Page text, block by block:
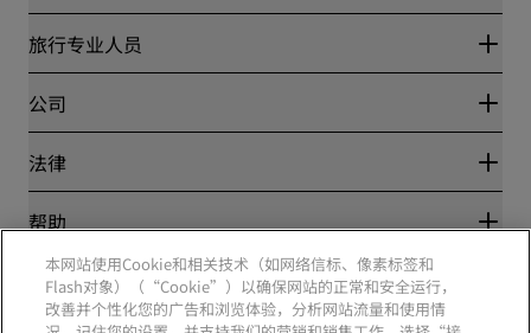
丽赏会
Blog
目的地
丽笙酒店集团APP
体育认证酒店
家庭友好型酒店
旅行专业人员
合作伙伴
公司
丽笙酒店集团
工作机会 RHG
工作机会 PPHE
工作机会 EHL
The Club by RHG
发展机会
法律
隐私中心
丽赏会条款和条件
网站使用协议
数字无障碍
帮助
消费者警示
联系方式
常见问题
社交媒体
本网站使用Cookie和相关技术（如网络信标、像素标签和
Flash对象）（“Cookie”）以确保网站的正常和安全运行，
改善并个性化您的广告和浏览体验，分析网站流量和使用情